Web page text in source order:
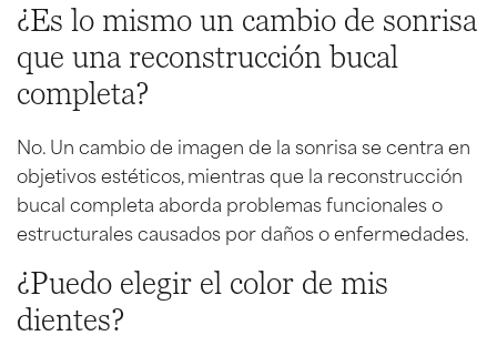
¿Es lo mismo un cambio de sonrisa
que una reconstrucción bucal
completa?
No. Un cambio de imagen de la sonrisa se centra en
objetivos estéticos, mientras que la reconstrucción
bucal completa aborda problemas funcionales o
estructurales causados por daños o enfermedades.
¿Puedo elegir el color de mis
dientes?